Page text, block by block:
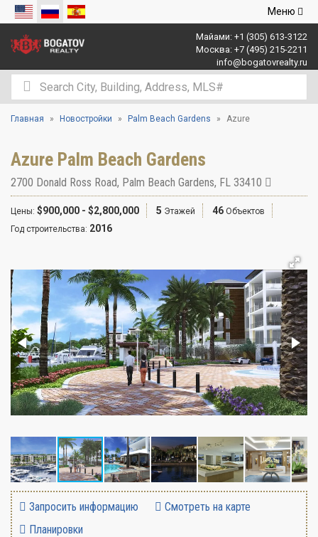
Открыть
Меню
Майами: +1 (305) 613-3122
Москва: +7 (495) 215-2211
info@bogatovrealty.ru
Главная Новостройки Palm Beach Gardens Azure
Azure Palm Beach Gardens
2700 Donald Ross Road, Palm Beach Gardens, FL 33410
Цены: $900,000 - $2,800,000 5 Этажей 46 Объектов
Год строительства: 2016
Запросить информацию
Смотреть на карте
Планировки